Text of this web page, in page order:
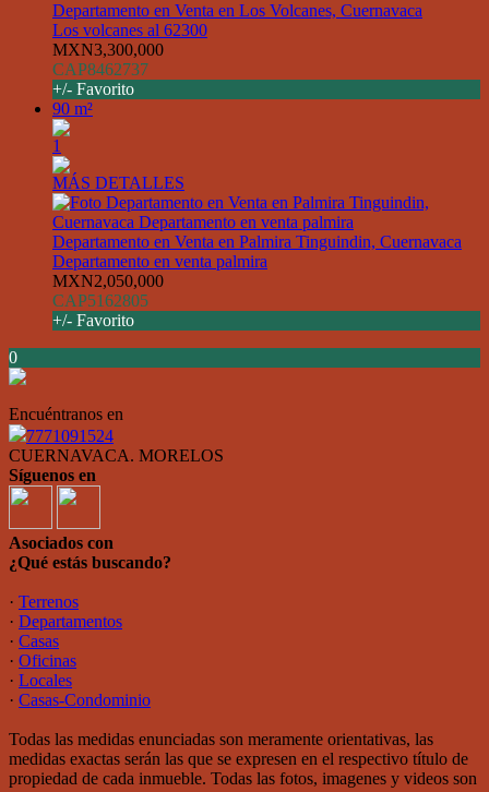
Departamento en Venta en Los Volcanes, Cuernavaca
Los volcanes al 62300
MXN3,300,000
CAP8462737
+/- Favorito
90 m²
1
MÁS DETALLES
Departamento en Venta en Palmira Tinguindin, Cuernavaca
Departamento en venta palmira
MXN2,050,000
CAP5162805
+/- Favorito
0
Encuéntranos en
7771091524
CUERNAVACA. MORELOS
Síguenos en
Asociados con
¿Qué estás buscando?
· Terrenos
· Departamentos
· Casas
· Oficinas
· Locales
· Casas-Condominio
Todas las medidas enunciadas son meramente orientativas, las
medidas exactas serán las que se expresen en el respectivo título de
propiedad de cada inmueble. Todas las fotos, imagenes y videos son